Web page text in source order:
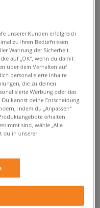
– so sind dieadidas
der Weltmarke aus
fällt das untypische Design
Materialauswahl, welche bei
einem auch den Kopf
während vielstündigen
F/22 Primeknit
worden. Primeknit ist eine
wie eine Art Socke
Strick, sondern auch
unserer Kunden erfolgreich
zu ihren Bedürfnissen
Wahrung der Sicherheit
auf „OK“, wenn du damit
über dein Verhalten auf
personalisierte Inhalte
die zu deinen
Werbung oder das
kannst deine Entscheidung
indem du „Anpassen“
erhalten
sind, wähle „Alle
du in unserer